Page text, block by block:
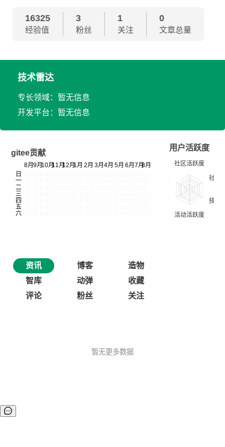
16325
经验值
3
粉丝
1
关注
0
文章总量
技术雷达
专长领域：暂无信息
开发平台：暂无信息
gitee贡献
用户活跃度
资讯 博客
造物
智库
动弹
收藏
评论
粉丝 关注
暂无更多数据